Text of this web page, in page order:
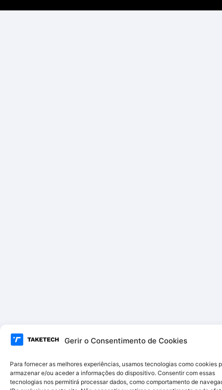
Gerir o Consentimento de Cookies
Para fornecer as melhores experiências, usamos tecnologias como cookies
armazenar e/ou aceder a informações do dispositivo. Consentir com essas
tecnologias nos permitirá processar dados, como comportamento de